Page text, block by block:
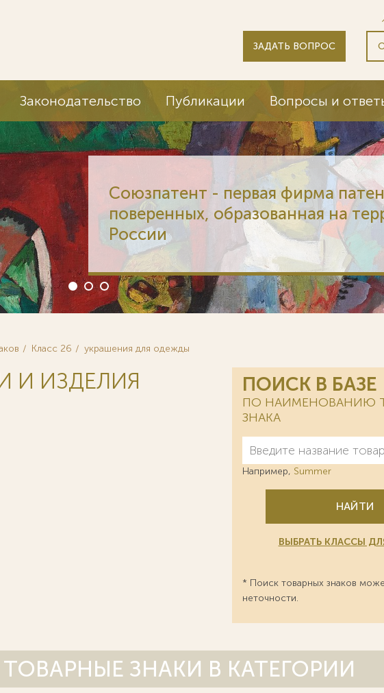
ЗАДАТЬ ВОПРОС
Законодательство Публикации Вопросы и
Союзпатент - первая фирма
поверенных, образованная на
России
Класс 26 украшения для одежды
И ИЗДЕЛИЯ
ПОИСК В БАЗЕ
ПО НАИМЕНОВАНИЮ
ЗНАКА
Например, Summer
НАЙТИ
ВЫБРАТЬ КЛАССЫ
* Поиск товарных знаков
неточности.
ЗНАКИ В КАТЕГОРИИ